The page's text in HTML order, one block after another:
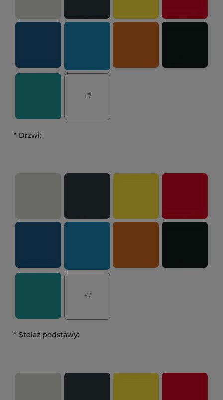
+7
* Drzwi:
+7
* Stelaż podstawy: